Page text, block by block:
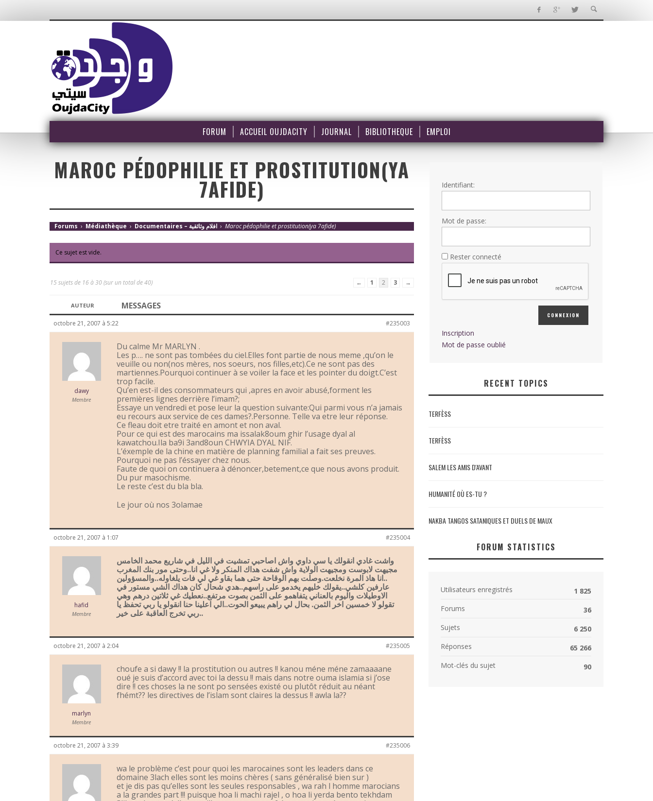
FORUM ACCUEIL OUJDACITY JOURNAL BIBLIOTHEQUE EMPLOI
MAROC PÉDOPHILIE ET PROSTITUTION(YA
7AFIDE)
Forums › Médiathèque › Documentaires – افلام وثائقية › Maroc pédophilie et prostitution(ya 7afide)
Ce sujet est vide.
15 sujets de 16 à 30 (sur un total de 40) ← 1 2 3 →
AUTEUR MESSAGES
octobre 21, 2007 à 5:22 #235003
dawy
Membre
Du calme Mr MARLYN .
Les p…. ne sont pas tombées du ciel.Elles font partie de nous meme ,qu’on le
veuille ou non(nos mères, nos soeurs, nos filles,etc).Ce ne sont pas des
martiennes.Pourquoi continuer à se voiler la face et les pointer du doigt.C’est
trop facile.
Qu’en est-il des consommateurs qui ,apres en avoir abusé,forment les
premières lignes derrière l’imam?;
Essaye un vendredi et pose leur la question suivante:Qui parmi vous n’a jamais
eu recours aux service de ces dames?.Personne. Telle va etre leur réponse.
Ce fleau doit etre traité en amont et non aval.
Pour ce qui est des marocains ma issalak8oum ghir l’usage dyal al
kawatchou.Ila ba9i 3and8oun CHWYIA DYAL NIF.
L’éxemple de la chine en matière de planning familial a fait ses preuves.
Pourquoi ne pas l’éssayer chez nous.
Faute de quoi on continuera à dénoncer,betement,ce que nous avons produit.
Du pur masochisme.
Le reste c’est du bla bla.
Le jour où nos 3olamae
octobre 21, 2007 à 1:07 #235004
hafid
Membre
واشت غادي انقولك يا سي داوي واش اصاحبي تمشيت في الليل في شاريع محمد الخامس
مجيهت لابوست ومجيهت الولاية واش شفت هداك المنكر ولا غي انا..وحتى مور بنك المغرب
..انا هاذ المرة نخلعت.وصلت بهم الوقاحة حتى هما بقاو غي لي فات يلغاوله..والمسؤولين
عارفين كلشي..يقولك خليهم يخدمو على راسهم..هدي شحال كان هداك الشي مستور في
الاوطيلات واليوم بالعناني يتفاهمو على الثمن بصوت مرتفع..نعطيك غي ثلاتين درهم وهي
تقولو لا خمسين اخر الثمن. بحال لي راهم يبيعو الحوت..الي اعلينا حنا انقولو يا ربي تحفظ يا
ربي تخرج العاقبة على خير..
octobre 21, 2007 à 2:04 #235005
marlyn
Membre
choufe a si dawy !! la prostitution ou autres !! kanou méne méne zamaaaane
oué je suis d’accord avec toi la dessu !! mais dans notre ouma islamia si j’ose
dire !! ces choses la ne sont po sensées existé ou plutôt réduit au néant
fhémt?? les directives de l’islam sont claires la dessus !! awla la??
octobre 21, 2007 à 3:39 #235006
wa le problème c’est pour quoi les marocaines sont les leaders dans ce
domaine 3lach elles sont les moins chères ( sans généralisé bien sur )
et je dis pas qu’elles sont les seules responsables , wa rah l homme marocians
a la grandes part !!! puisque hoa li machi rajel , o hoa li yerda bento tekhdam
Identifiant:
Mot de passe:
Rester connecté
CONNEXION
Inscription
Mot de passe oublié
RECENT TOPICS
TERFÈSS
TERFÈSS
SALEM LES AMIS D'AVANT
HUMANITÉ OÙ ES-TU ?
NAKBA TANGOS SATANIQUES ET DUELS DE MAUX
FORUM STATISTICS
Utilisateurs enregistrés
1 825
Forums
36
Sujets
6 250
Réponses
65 266
Mot-clés du sujet
90